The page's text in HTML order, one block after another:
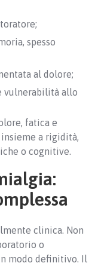
spesso
al dolore;
vulnerabilità allo
fatica e
a rigidità,
o cognitive.
clinica. Non
o
modo definitivo. Il